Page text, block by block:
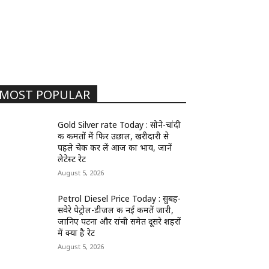
POPULAR
Gold Silver rate Today : सोने-चांदी
की कीमतों में फिर उछाल, खरीदारी से
पहले चेक कर लें आज का भाव, जानें
लेटेस्ट रेट
August 5, 2026
Petrol Diesel Price Today : सुबह-
सवेरे पेट्रोल-डीजल की नई कीमतें जारी,
जानिए पटना और रांची समेत दूसरे शहरों
में क्या है रेट
August 5, 2026